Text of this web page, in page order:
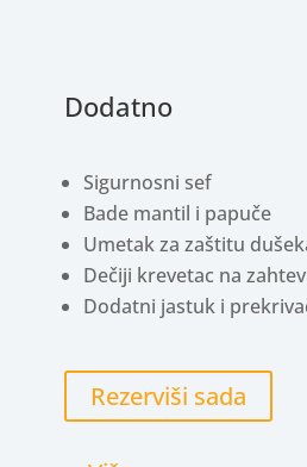
Dodatno
Sigurnosni sef
Bade mantil i papuče
Umetak za zaštitu
Dečiji krevetac na
Dodatni jastuk i
Rezerviši sada